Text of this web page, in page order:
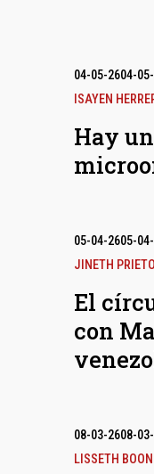
04-05-2604-
ISAYEN
Hay
05-04-2605-
JINETH PRIETO
El
con
08-03-2608-
LISSETH BOON